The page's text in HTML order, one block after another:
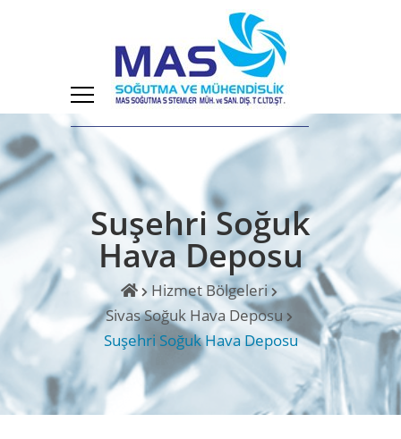
Suşehri Soğuk
Hava Deposu
Hizmet Bölgeleri
Sivas Soğuk Hava Deposu
Suşehri Soğuk Hava Deposu